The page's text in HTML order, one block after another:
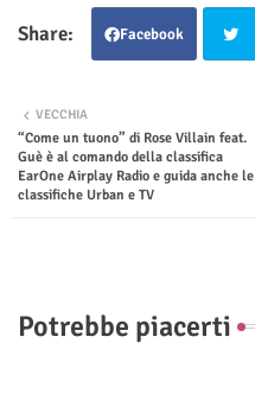
Facebook
ter
VECCHIA
“Come un tuono” di Rose Villain feat.
Guè è al comando della classifica
EarOne Airplay Radio e guida anche le
classifiche Urban e TV
Potrebbe piacerti